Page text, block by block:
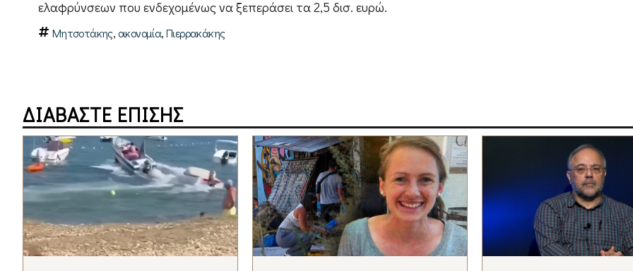
ελαφρύνσεων που ενδεχομένως να ξεπεράσει τα 2,5 δισ. ευρώ.
Μητσοτάκης, οικονομία,Πιερρακάκης
ΔΙΑΒΑΣΤΕ ΕΠΙΣΗΣ